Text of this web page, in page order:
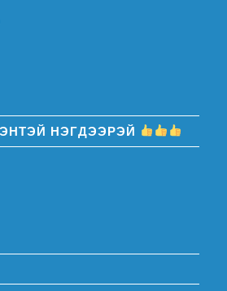
НЭГДЭЭРЭЙ